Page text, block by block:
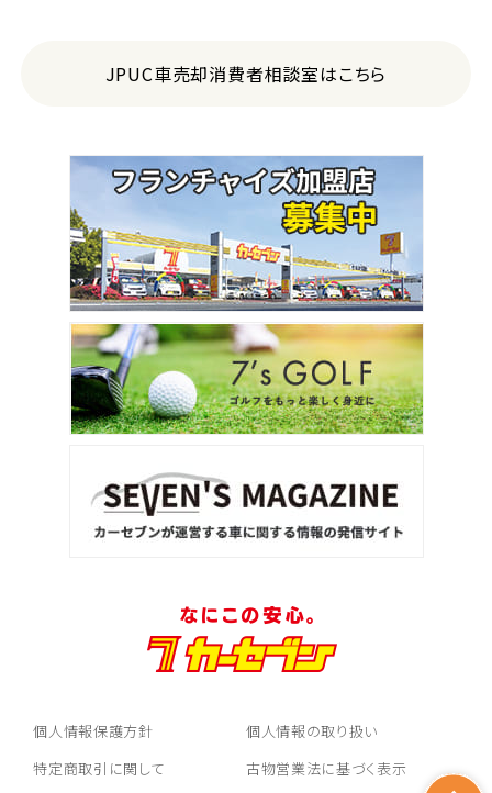
JPUC車売却消費者相談室はこちら
個人情報保護方針
個人情報の取り扱い
特定商取引に関して
古物営業法に基づく表示